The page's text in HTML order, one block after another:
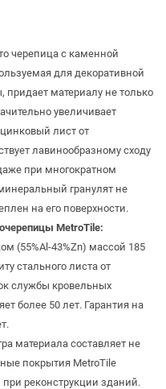
черепица с каменной
для декоративной
материалу не только
увеличивает
лист от
лавинообразному сходу
при многократном
гранулят не
на его поверхности.
MetroTile:
(55%Al-43%Zn) массой 185
стального листа от
службы кровельных
более 50 лет. Гарантия на
материала составляет не
покрытия MetroTile
реконструкции зданий.